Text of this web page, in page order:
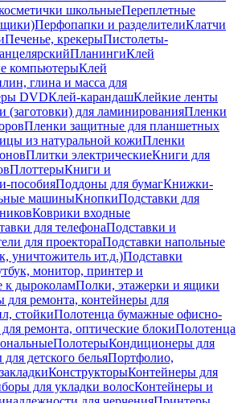
школьныеПереплетные
Перфопапки и разделителиКлатчи
Печенье, крекерыПистолеты-
ПланингиКлей
компьютерыКлей
глина и масса для
DVDКлей-карандашКлейкие ленты
(заготовки) для ламинированияПленки
Пленки защитные для планшетных
из натуральной кожиПленки
Плитки электрическиеКниги для
ПлоттерыКниги и
пособияПоддоны для бумагКнижки-
машиныКнопкиПодставки для
Коврики входные
для телефонаПодставки и
для проектораПодставки напольные
уничтожитель ит.д.)Подставки
монитор, принтер и
дыроколамПолки, этажерки и ящики
для ремонта, контейнеры для
стойкиПолотенца бумажные офисно-
ремонта, оптические блокиПолотенца
ПолотерыКондиционеры для
детского бельяПортфолио,
КонструкторыКонтейнеры для
для укладки волосКонтейнеры и